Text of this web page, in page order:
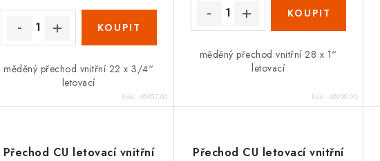
měděný přechod vnitřní 22 x 3/4“
letovací
Kód: 48957.00
měděný přechod vnitřní 28 x 1“
letovací
Kód:48959.00
Přechod CU letovací vnitřní
Přechod CU letovací vnitřní